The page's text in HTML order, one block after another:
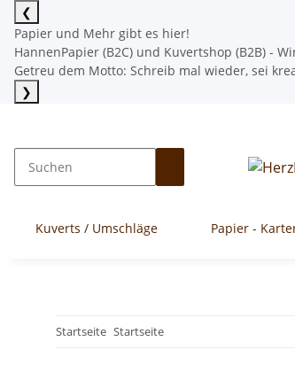
❮
Papier und Mehr gibt es hier!
HannenPapier (B2C) und Kuvertshop (B2B) -
Getreu dem Motto: Schreib mal wieder, sei
❯
Kuverts / Umschläge Papier -
Startseite Startseite